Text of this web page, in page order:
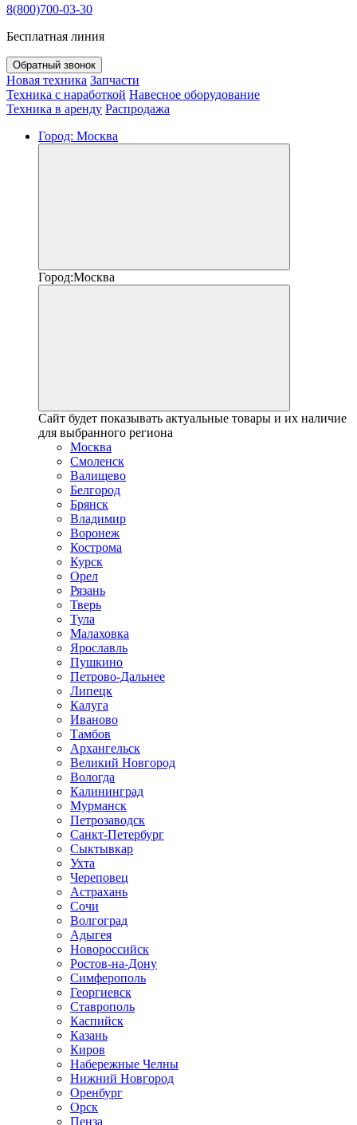
8(800)700-03-30
Бесплатная линия
Обратный звонок
Новая техника Запчасти
Техника с наработкой Навесное оборудование
Техника в аренду Распродажа
Город: Москва
Город:Москва
Сайт будет показывать актуальные товары и их наличие
для выбранного региона
Москва
Смоленск
Валищево
Белгород
Брянск
Владимир
Воронеж
Кострома
Курск
Орел
Рязань
Тверь
Тула
Малаховка
Ярославль
Пушкино
Петрово-Дальнее
Липецк
Калуга
Иваново
Тамбов
Архангельск
Великий Новгород
Вологда
Калининград
Мурманск
Петрозаводск
Санкт-Петербург
Сыктывкар
Ухта
Череповец
Астрахань
Сочи
Волгоград
Адыгея
Новороссийск
Ростов-на-Дону
Симферополь
Георгиевск
Ставрополь
Каспийск
Казань
Киров
Набережные Челны
Нижний Новгород
Оренбург
Орск
Пенза